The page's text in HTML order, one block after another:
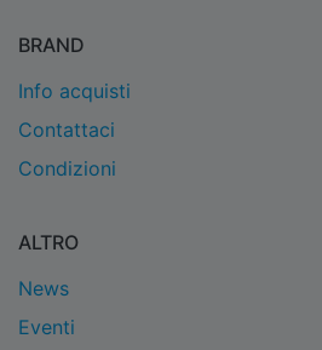
BRAND
Info acquisti
Contattaci
Condizioni
ALTRO
News
Eventi